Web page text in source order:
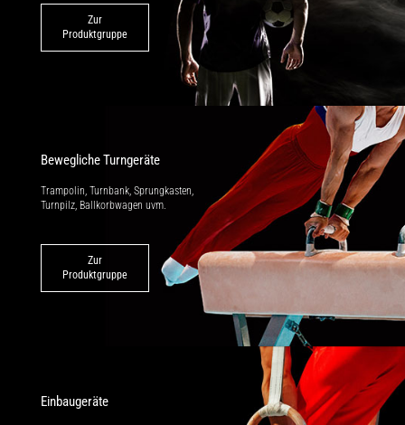
Zur
Produktgruppe
Bewegliche Turngeräte
Trampolin, Turnbank, Sprungkasten,
Turnpilz, Ballkorbwagen uvm.
Zur
Produktgruppe
Einbaugeräte